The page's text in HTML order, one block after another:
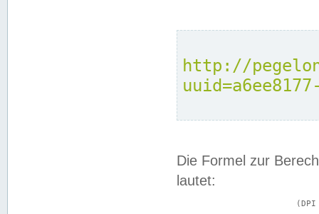
http://
Die Formel zur
lautet: